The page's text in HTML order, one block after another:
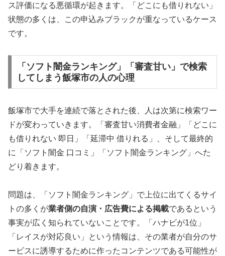
ス評価になる悪循環が起きます。「どこにも借りれない」
状態の多くは、この申込みブラックが重なっているケース
です。
「ソフト闇金ランキング」「審査甘い」で検索
してしまう飯塚市の人の心理
飯塚市で大手を連続で落とされた後、人は次第に検索ワー
ドが変わっていきます。「審査甘い消費者金融」「どこに
も借りれない 即日」「延滞中 借りれる」、そして最終的
に「ソフト闇金 口コミ」「ソフト闇金ランキング」へた
どり着きます。
問題は、「ソフト闇金ランキング」で上位に出てくるサイ
トの多くが業者側の自演・広告費による掲載であるという
事実が広く知られていないことです。「ハナビが1位」
「レイスが対応良い」という情報は、その業者が自分のサ
ービスに誘導するために作ったコンテンツである可能性が